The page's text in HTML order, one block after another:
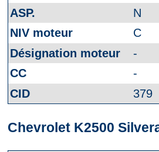
N
C
-
-
379
Chevrolet K2500